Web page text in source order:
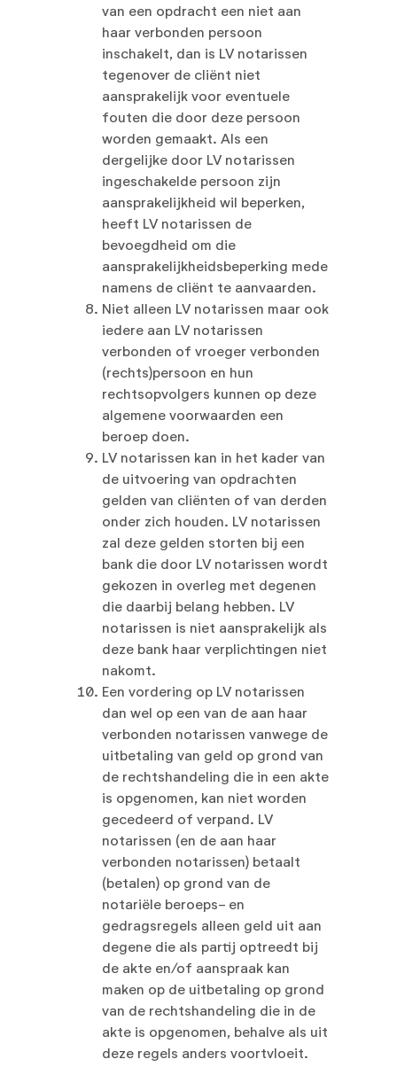
van een opdracht een niet aan
haar verbonden persoon
inschakelt, dan is LV notarissen
tegenover de cliënt niet
aansprakelijk voor eventuele
fouten die door deze persoon
worden gemaakt. Als een
dergelijke door LV notarissen
ingeschakelde persoon zijn
aansprakelijkheid wil beperken,
heeft LV notarissen de
bevoegdheid om die
aansprakelijkheidsbeperking mede
namens de cliënt te aanvaarden.
Niet alleen LV notarissen maar ook
iedere aan LV notarissen
verbonden of vroeger verbonden
(rechts)persoon en hun
rechtsopvolgers kunnen op deze
algemene voorwaarden een
beroep doen.
LV notarissen kan in het kader van
de uitvoering van opdrachten
gelden van cliënten of van derden
onder zich houden. LV notarissen
zal deze gelden storten bij een
bank die door LV notarissen wordt
gekozen in overleg met degenen
die daarbij belang hebben. LV
notarissen is niet aansprakelijk als
deze bank haar verplichtingen niet
nakomt.
Een vordering op LV notarissen
dan wel op een van de aan haar
verbonden notarissen vanwege de
uitbetaling van geld op grond van
de rechtshandeling die in een akte
is opgenomen, kan niet worden
gecedeerd of verpand. LV
notarissen (en de aan haar
verbonden notarissen) betaalt
(betalen) op grond van de
notariële beroeps- en
gedragsregels alleen geld uit aan
degene die als partij optreedt bij
de akte en/of aanspraak kan
maken op de uitbetaling op grond
van de rechtshandeling die in de
akte is opgenomen, behalve als uit
deze regels anders voortvloeit.